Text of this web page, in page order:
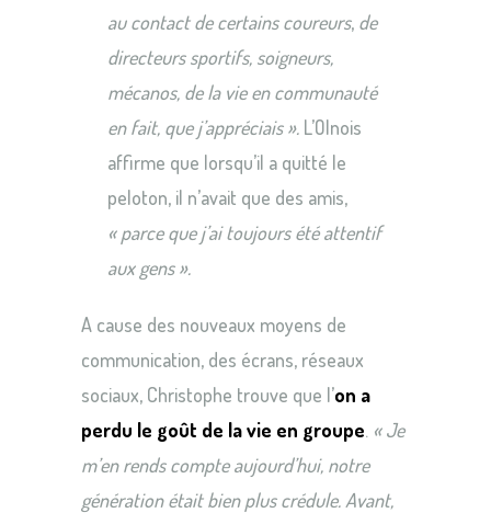
au contact de certains coureurs, de
directeurs sportifs, soigneurs,
mécanos, de la vie en communauté
en fait, que j’appréciais ». L’Olnois
affirme que lorsqu’il a quitté le
peloton, il n’avait que des amis,
« parce que j’ai toujours été attentif
aux gens ».
A cause des nouveaux moyens de
communication, des écrans, réseaux
sociaux, Christophe trouve que l’on a
perdu le goût de la vie en groupe. « Je
m’en rends compte aujourd’hui, notre
génération était bien plus crédule. Avant,